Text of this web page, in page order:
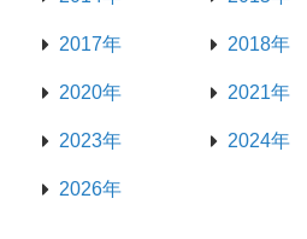
2017年 2018年
2020年 2021年
2023年 2024年
2026年